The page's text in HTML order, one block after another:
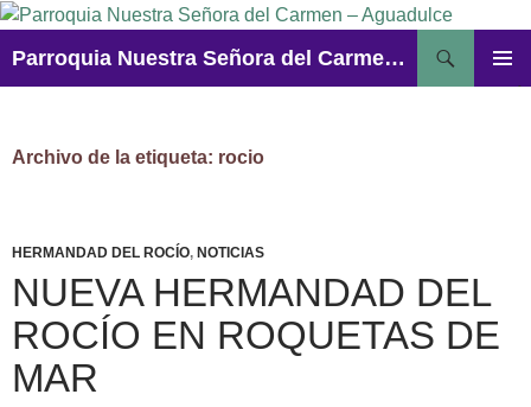
Saltar
contenido
Parroquia Nuestra Señora del Carmen – Aguadulce
Archivo de la etiqueta: rocio
HERMANDAD DEL ROCÍO, NOTICIAS
NUEVA HERMANDAD DEL
ROCÍO EN ROQUETAS DE
MAR